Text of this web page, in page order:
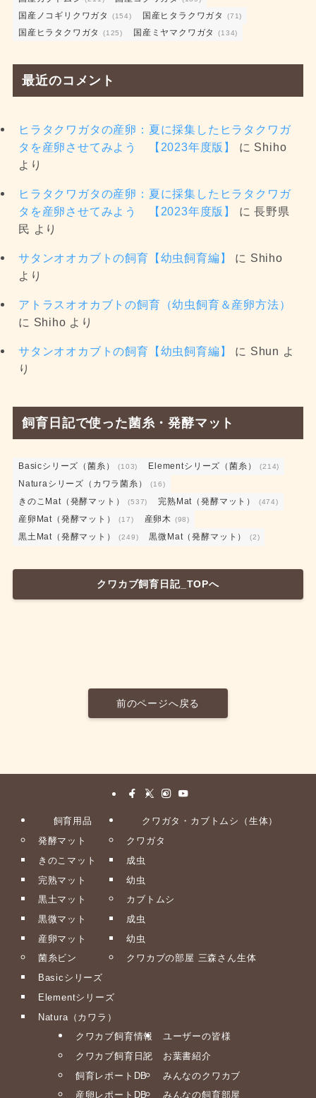
国産ノコギリクワガタ (154) 国産ヒタラクワガタ (71)
国産ヒラタクワガタ (125) 国産ミヤマクワガタ (134)
最近のコメント
ヒラタクワガタの産卵：夏に採集したヒラタクワガ
タを産卵させてみよう 【2023年度版】
に Shiho
より
ヒラタクワガタの産卵：夏に採集したヒラタクワガ
タを産卵させてみよう 【2023年度版】
に長野県
民 より
サタンオオカブトの飼育【幼虫飼育編】 に Shiho
より
アトラスオオカブトの飼育（幼虫飼育＆産卵方法）
に Shiho より
サタンオオカブトの飼育【幼虫飼育編】 に Shun よ
り
飼育日記で使った菌糸・発酵マット
Basicシリーズ（菌糸） (103) Elementシリーズ（菌糸） (214)
Naturaシリーズ（カワラ菌糸） (16)
きのこMat（発酵マット） (537) 完熟Mat（発酵マット） (474)
産卵Mat（発酵マット） (17) 産卵木 (98)
黒土Mat（発酵マット） (249) 黒微Mat（発酵マット） (2)
クワカブ飼育日記_TOPへ
前のページへ戻る
飼育用品
発酵マット
きのこマット
完熟マット
黒土マット
黒微マット
産卵マット
菌糸ビン
Basicシリーズ
Elementシリーズ
Natura（カワラ）
クワガタ・カブトムシ（生体）
クワガタ
成虫
幼虫
カブトムシ
成虫
幼虫
クワカブの部屋 三森さん生体
クワカブ飼育情報
クワカブ飼育日記
飼育レポートDB
産卵レポートDB
ユーザーの皆様
お葉書紹介
みんなのクワカブ
みんなの飼育部屋